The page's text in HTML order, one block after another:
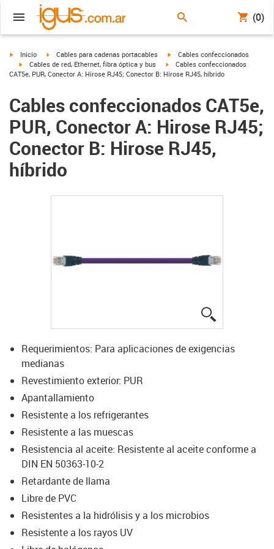
(0)
igus-icon-arrow-right
Inicio igus-icon-arrow-right
Cables para cadenas portacables igus-icon-arrow-right
Cables confeccionados
igus-icon-arrow-right
Cables de red, Ethernet, fibra óptica y bus igus-icon-arrow-right
Cables confeccionados
CAT5e, PUR, Conector A: Hirose RJ45; Conector B: Hirose RJ45, híbrido
Cables confeccionados CAT5e,
PUR, Conector A: Hirose RJ45;
Conector B: Hirose RJ45,
híbrido
Requerimientos: Para aplicaciones de exigencias
medianas
Revestimiento exterior: PUR
Apantallamiento
Resistente a los refrigerantes
Resistente a las muescas
Resistencia al aceite: Resistente al aceite conforme a
DIN EN 50363-10-2
Retardante de llama
Libre de PVC
Resistentes a la hidrólisis y a los microbios
Resistente a los rayos UV